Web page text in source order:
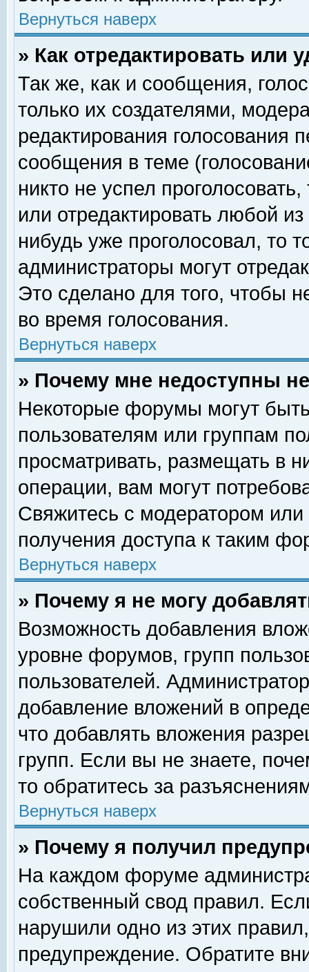
Вернуться наверх
» Как отредактировать или
Так же, как и сообщения,
только их создателями,
редактирования голосования
сообщения в теме
никто не успел
или отредактировать любой
нибудь уже проголосовал, то
администраторы могут
Это сделано для того, чтобы
во время голосования.
Вернуться наверх
» Почему мне недоступны
Некоторые форумы могут
пользователям или группам
просматривать, размещать в
операции, вам могут
Свяжитесь с модератором
получения доступа к таким
Вернуться наверх
» Почему я не могу
Возможность добавления
уровне форумов, групп
пользователей.
добавление вложений в
что добавлять вложения
групп. Если вы не знаете,
то обратитесь за
Вернуться наверх
» Почему я получил
На каждом форуме
собственный свод правил.
нарушили одно из этих
предупреждение. Обратите